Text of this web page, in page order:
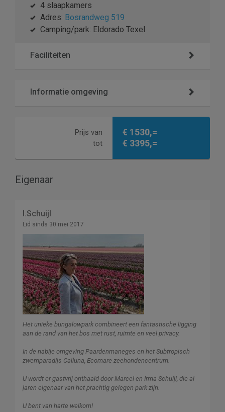
4 slaapkamers
Adres: Bosrandweg 519
Camping/park: Eldorado Texel
Faciliteiten
Informatie omgeving
Prijs van
tot
€ 1530,=
€ 3395,=
Eigenaar
I.Schuijl
Lid sinds 30 mei 2017
Het unieke bungalowpark combineert een fantastische ligging
aan de rand van het bos met rust, ruimte en veel privacy.
In de nabije omgeving Paardenmaneges en het Subtropisch
zwemparadijs Calluna, Ecomare zeehondencentrum.
U wordt er gastvrij onthaald door Marcel en Irma Schuijl, die al
jaren eigenaar van het prachtig gelegen park zijn.
U bent van harte welkom!